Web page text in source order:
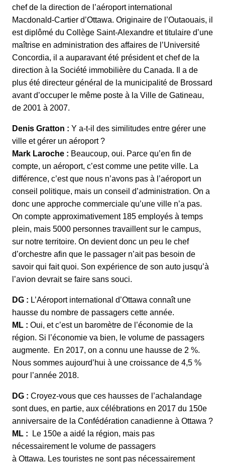
chef de la direction de l’aéroport international
Macdonald-Cartier d’Ottawa. Originaire de l’Outaouais, il
est diplômé du Collège Saint-Alexandre et titulaire d’une
maîtrise en administration des affaires de l’Université
Concordia, il a auparavant été président et chef de la
direction à la Société immobilière du Canada. Il a de
plus été directeur général de la municipalité de Brossard
avant d’occuper le même poste à la Ville de Gatineau,
de 2001 à 2007.
Denis Gratton : Y a-t-il des similitudes entre gérer une
ville et gérer un aéroport ?
Mark Laroche : Beaucoup, oui. Parce qu’en fin de
compte, un aéroport, c’est comme une petite ville. La
différence, c’est que nous n’avons pas à l’aéroport un
conseil politique, mais un conseil d’administration. On a
donc une approche commerciale qu’une ville n’a pas.
On compte approximativement 185 employés à temps
plein, mais 5000 personnes travaillent sur le campus,
sur notre territoire. On devient donc un peu le chef
d’orchestre afin que le passager n’ait pas besoin de
savoir qui fait quoi. Son expérience de son auto jusqu’à
l’avion devrait se faire sans souci.
DG : L’Aéroport international d’Ottawa connaît une
hausse du nombre de passagers cette année.
ML : Oui, et c’est un baromètre de l’économie de la
région. Si l’économie va bien, le volume de passagers
augmente. En 2017, on a connu une hausse de 2 %.
Nous sommes aujourd’hui à une croissance de 4,5 %
pour l’année 2018.
DG : Croyez-vous que ces hausses de l’achalandage
sont dues, en partie, aux célébrations en 2017 du 150e
anniversaire de la Confédération canadienne à Ottawa ?
ML :
Le 150e a aidé la région, mais pas
nécessairement le volume de passagers
à Ottawa. Les touristes ne sont pas nécessairement